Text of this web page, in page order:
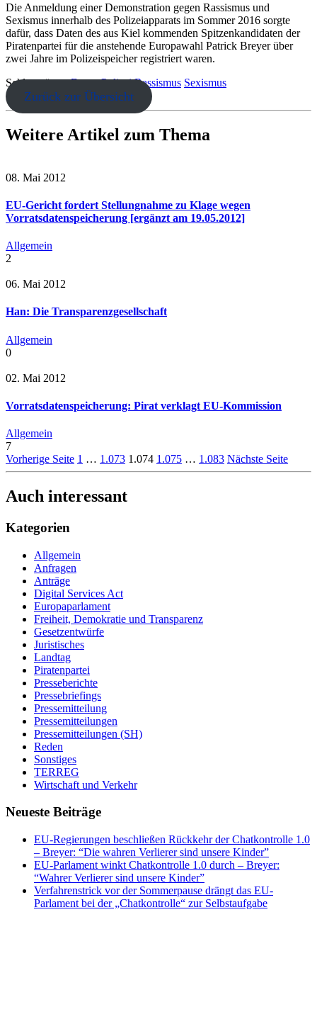
Die Anmeldung einer Demonstration gegen Rassismus und
Sexismus innerhalb des Polizeiapparats im Sommer 2016 sorgte
dafür, dass Daten des aus Kiel kommenden Spitzenkandidaten der
Piratenpartei für die anstehende Europawahl Patrick Breyer über
zwei Jahre im Polizeispeicher registriert waren.
Schlagwörter: Demo Polizei Rassismus Sexismus
Zurück zur Übersicht
Weitere Artikel zum Thema
08. Mai 2012
EU-Gericht fordert Stellungnahme zu Klage wegen
Vorratsdatenspeicherung [ergänzt am 19.05.2012]
Allgemein
2
06. Mai 2012
Han: Die Transparenzgesellschaft
Allgemein
0
02. Mai 2012
Vorratsdatenspeicherung: Pirat verklagt EU-Kommission
Allgemein
7
Vorherige Seite 1 … 1.073 1.074 1.075 … 1.083 Nächste Seite
Auch interessant
Kategorien
Allgemein
Anfragen
Anträge
Digital Services Act
Europaparlament
Freiheit, Demokratie und Transparenz
Gesetzentwürfe
Juristisches
Landtag
Piratenpartei
Presseberichte
Pressebriefings
Pressemitteilung
Pressemitteilungen
Pressemitteilungen (SH)
Reden
Sonstiges
TERREG
Wirtschaft und Verkehr
Neueste Beiträge
EU-Regierungen beschließen Rückkehr der Chatkontrolle 1.0
– Breyer: “Die wahren Verlierer sind unsere Kinder”
EU-Parlament winkt Chatkontrolle 1.0 durch – Breyer:
“Wahrer Verlierer sind unsere Kinder”
Verfahrenstrick vor der Sommerpause drängt das EU-
Parlament bei der „Chatkontrolle“ zur Selbstaufgabe